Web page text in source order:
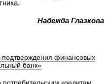
Надежда Глазкова
подтверждения финансовых
банк»